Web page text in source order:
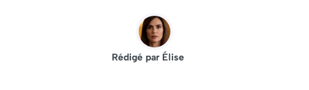
Rédigé par Élise